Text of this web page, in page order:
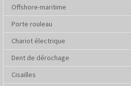
Offshore-maritime
Porte rouleau
Chariot électrique
Dent de dérochage
Cisailles